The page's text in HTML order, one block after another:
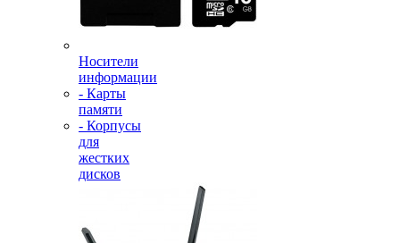
Носители
информации
- Карты
памяти
- Корпусы
для
жестких
дисков